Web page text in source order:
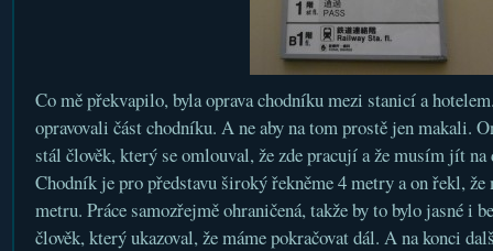
Co mě překvapilo, byla oprava chodníku mezi stanicí a
opravovali část chodníku. A ne aby na tom prostě jen makali.
stál člověk, který se omlouval, že zde pracují a že musím jít na
Chodník je pro představu široký řekněme 4 metry a on řekl,
metru. Práce samozřejmě ohraničená, takže by to bylo jasné i
člověk, který ukazoval, že máme pokračovat dál. A na konci